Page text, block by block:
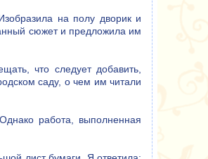
на полу дворик и
сюжет и предложила им
что следует добавить,
саду, о чем им читали
работа, выполненная